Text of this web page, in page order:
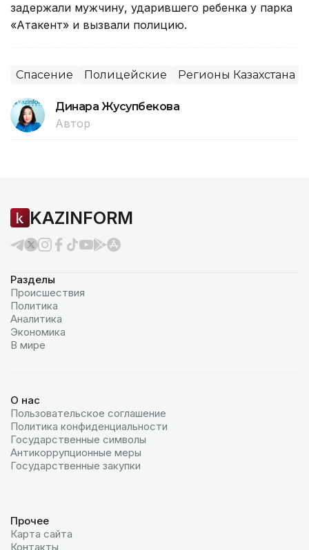
задержали мужчину, ударившего ребенка у парка
«Атакент» и вызвали полицию.
Спасение Полицейские Регионы Казахстана
Динара Жусупбекова
Автор
KAZINFORM
Разделы
Происшествия
Политика
Аналитика
Экономика
В мире
О нас
Пользовательское соглашение
Политика конфиденциальности
Государственные символы
Антикоррупционные меры
Государственные закупки
Прочее
Карта сайта
Контакты